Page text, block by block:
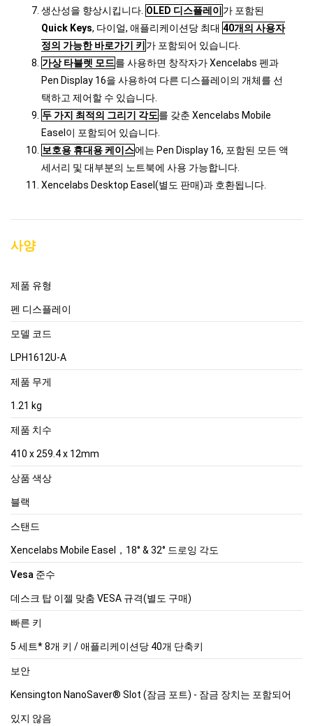
생산성을 향상시킵니다. OLED 디스플레이 가 포함된
Quick Keys, 다이얼, 애플리케이션당 최대 40개의 사용자
정의 가능한 바로가기 키 가 포함되어 있습니다.
가상 타블렛 모드를 사용하면 창작자가 Xencelabs 펜과
Pen Display 16을 사용하여 다른 디스플레이의 개체를 선
택하고 제어할 수 있습니다.
두 가지 최적의 그리기 각도를 갖춘 Xencelabs Mobile
Easel이 포함되어 있습니다.
보호용 휴대용 케이스에는 Pen Display 16, 포함된 모든 액
세서리 및 대부분의 노트북에 사용 가능합니다.
Xencelabs Desktop Easel(별도 판매)과 호환됩니다.
사양
제품 유형
펜 디스플레이
모델 코드
LPH1612U-A
제품 무게
1.21 kg
제품 치수
410 x 259.4 x 12mm
상품 색상
블랙
스탠드
Xencelabs Mobile Easel，18° & 32° 드로잉 각도
Vesa 준수
데스크 탑 이젤 맞춤 VESA 규격(별도 구매)
빠른 키
5 세트* 8개 키 / 애플리케이션당 40개 단축키
보안
Kensington NanoSaver® Slot (잠금 포트) - 잠금 장치는 포함되어
있지 않음